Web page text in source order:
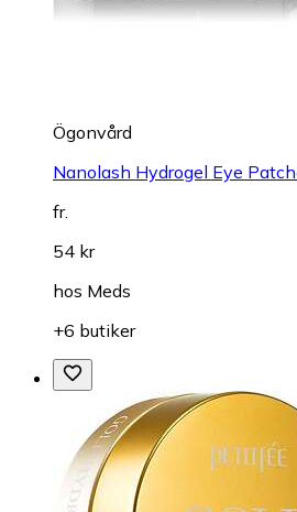
Ögonvård
Nanolash Hydrogel Eye
fr.
54 kr
hos Meds
+6 butiker